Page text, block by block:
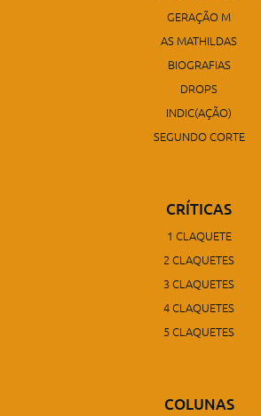
GERAÇÃO M
AS MATHILDAS
BIOGRAFIAS
DROPS
INDIC(AÇÃO)
SEGUNDO CORTE
CRÍTICAS
1 CLAQUETE
2 CLAQUETES
3 CLAQUETES
4 CLAQUETES
5 CLAQUETES
COLUNAS